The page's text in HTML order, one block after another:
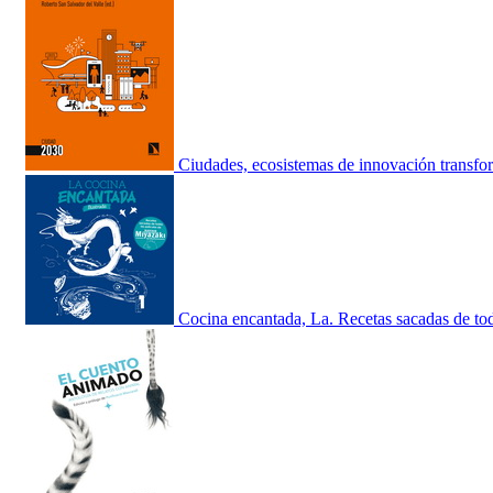
Ciudades, ecosistemas de innovación
Cocina encantada, La. Recetas sacadas de